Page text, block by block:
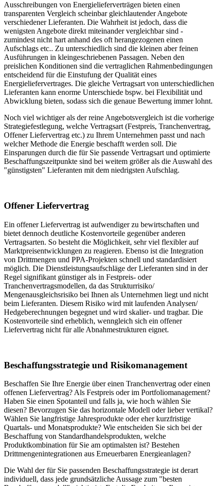
Ausschreibungen von Energielieferverträgen bieten einen
transparenten Vergleich scheinbar gleichlautender Angebote
verschiedener Lieferanten. Die Wahrheit ist jedoch, dass die
wenigsten Angebote direkt miteinander vergleichbar sind -
zumindest nicht hart anhand des oft herangezogenen einen
Aufschlags etc.. Zu unterschiedlich sind die kleinen aber feinen
Ausführungen in kleingeschriebenen Passagen. Neben den
preislichen Konditionen sind die vertraglichen Rahmenbedingungen
entscheidend für die Einstufung der Qualität eines
Energieliefervertrages. Die gleiche Vertragsart von unterschiedlichen
Lieferanten kann enorme Unterschiede bspw. bei Flexibilität und
Abwicklung bieten, sodass sich die genaue Bewertung immer lohnt.
Noch viel wichtiger als der reine Angebotsvergleich ist die vorherige
Strategiefestlegung, welche Vertragsart (Festpreis, Tranchenvertrag,
Offener Liefervertrag etc.) zu Ihrem Unternehmen passt und nach
welcher Methode die Energie beschafft werden soll. Die
Einsparungen durch die für Sie passende Vertragsart und optimierte
Beschaffungszeitpunkte sind bei weitem größer als die Auswahl des
"günstigsten" Lieferanten mit dem niedrigsten Aufschlag.
Offener Liefervertrag
Ein offener Liefervertrag ist aufwendiger zu bewirtschaften und
bietet dennoch deutliche Kostenvorteile gegenüber anderen
Vertragsarten. So besteht die Möglichkeit, sehr viel flexibler auf
Marktpreisentwicklungen zu reagieren. Ebenso ist die Integration
von Drittmengen und PPA-Projekten schnell und standardisiert
möglich. Die Dienstleistungsaufschläge der Lieferanten sind in der
Regel signifikant günstiger als in Festpreis- oder
Tranchenvertragsmodellen, da das Strukturrisiko/
Mengenausgleichsrisiko bei Ihnen als Unternehmen liegt und nicht
beim Lieferanten. Diesem Risiko wird mit laufenden Analysen/
Hedgeberechnungen begegnet und wird skalier- und tragbar. Die
Kostenvorteile sind erheblich, wenngleich sich ein offener
Liefervertrag nicht für alle Abnahmestrukturen eignet.
Beschaffungsstrategie und Risikomanagement
Beschaffen Sie Ihre Energie über einen Tranchenvertrag oder einen
offenen Liefervertrag? Als Festpreis oder im Portfoliomanagement?
Haben Sie einen Spotanteil und falls ja, wie hoch wählen Sie
diesen? Bevorzugen Sie das horizontale Modell oder lieber vertikal?
Wählen Sie langfristige Jahresprodukte oder eher kurzfristige
Quartals- und Monatsprodukte? Wie entscheiden Sie sich bei der
Beschaffung von Standardhandelsprodukten, welche
Produktkombination für Sie am optimalsten ist? Bestehen
Drittmengenintegrationen aus Erneuerbaren Energieanlagen?
Die Wahl der für Sie passenden Beschaffungsstrategie ist derart
individuell, dass jede grundsätzliche Aussage zum "besten